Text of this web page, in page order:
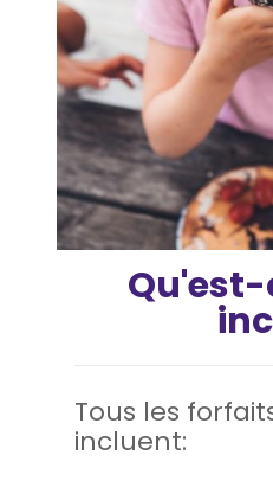
Qu'est-
Tous les
incluent: